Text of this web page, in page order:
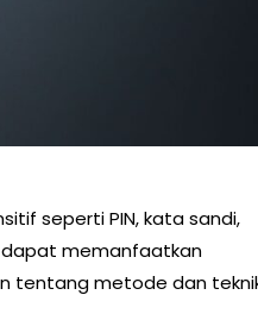
seperti PIN, kata sandi,
dapat memanfaatkan
tentang metode dan